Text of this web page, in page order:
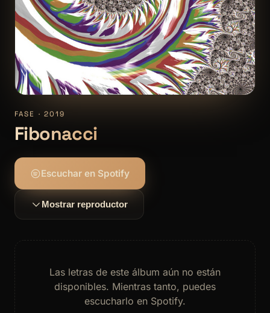
FASE · 2019
Fibonacci
Escuchar en Spotify
Mostrar reproductor
Las letras de este álbum aún no están
disponibles. Mientras tanto, puedes
escucharlo en Spotify.